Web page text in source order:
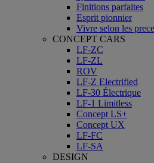
Finitions parfaites
Esprit pionnier
Vivre selon les
CONCEPT CARS
LF-ZC
LF-ZL
ROV
LF-Z Electrified
LF-30 Électrique
LF-1 Limitless
Concept LS+
Concept UX
LF-FC
LF-SA
DESIGN